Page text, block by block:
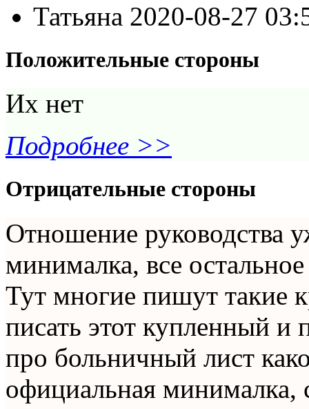
Татьяна 2020-08-27
Положительные стороны
Их нет
Подробнее >>
Отрицательные стороны
Отношение руководства
минималка, все
Тут многие пишут такие
писать этот купленный
про больничный лист
официальная минималка,